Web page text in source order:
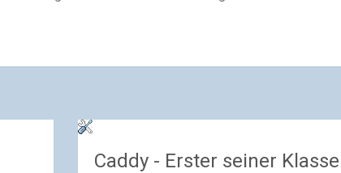
Caddy - Erster seiner Klasse